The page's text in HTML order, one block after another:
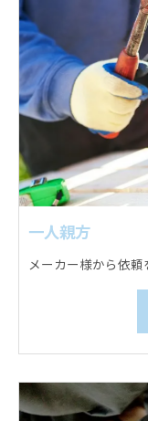
一人親方